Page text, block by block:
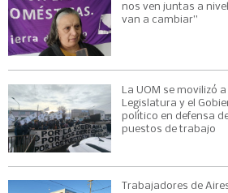
nos ven juntas a
van a cambiar”
La UOM se movilizó
Legislatura y el
político en defensa
puestos de trabajo
Trabajadores de